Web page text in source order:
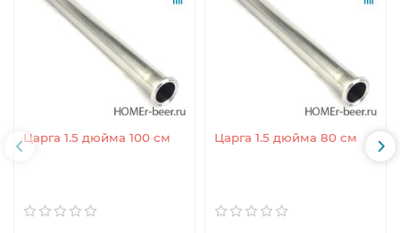
Царга 1.5 дюйма 100 см Царга 1.5 дюйма 80 см